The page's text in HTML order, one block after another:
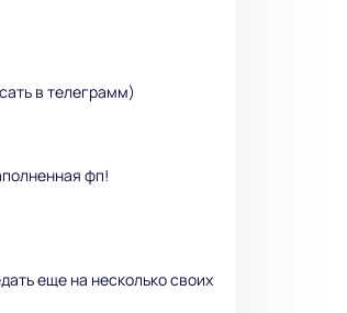
в телеграмм)
фп!
еще на несколько своих